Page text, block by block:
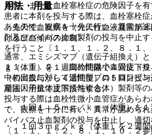
る際、または血栓塞栓症の危険因子を
患者に本剤を投与する際は、血栓塞栓
あるので、観察を十分に行い、異常が
剤及びバイパス止血製剤の投与を中止
を行うこと〔１．１、１．２、８．１、
１１．１．２． 血栓性微小血管症（
中の出血に対して活性型プロトロンビ
凝固因子抗体迂回活性複合体）製剤等
投与する際は血栓性微小血管症があら
で、観察を十分に行い、異常が認めら
バイパス止血製剤の投与を中止し、適
〔１．１、１．２、８．１、１０．２
用法・用量
〈先天性血友病Ａ（先天性血液凝固第
ける出血傾向の抑制〉
通常、エミシズマブ（遺伝子組換え）と
ｇ（体重）を１週間の間隔で４回皮下
（初回投与から４週間後）の５回目投
用法・用量で皮下投与する。
・ １回１．５ｍｇ／ｋｇ（体重）を１
・ １回３ｍｇ／ｋｇ（体重）を２週間